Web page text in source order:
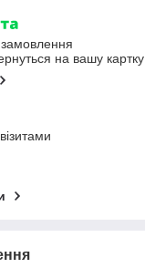
на вашу картку